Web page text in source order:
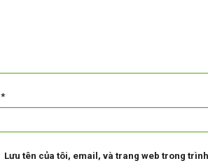
*
Lưu tên của tôi, email, và trang web trong